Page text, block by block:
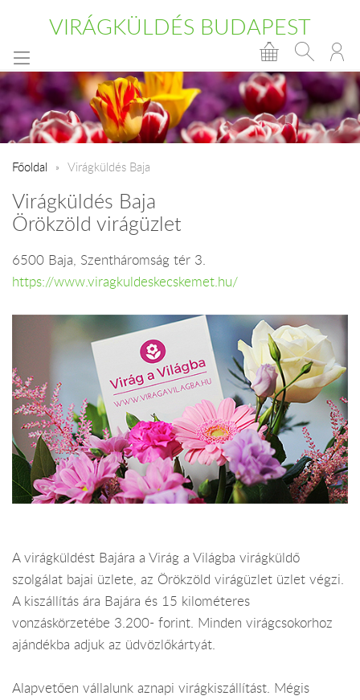
VIRÁGKÜLDÉS BUDAPEST
Főoldal Virágküldés Baja
Virágküldés Baja
Örökzöld virágüzlet
6500 Baja, Szentháromság tér 3.
https://www.viragkuldeskecskemet.hu/
A virágküldést Bajára a Virág a Világba virágküldő
szolgálat bajai üzlete, az Örökzöld virágüzlet üzlet végzi.
A kiszállítás ára Bajára és 15 kilométeres
vonzáskörzetébe 3.200- forint. Minden virágcsokorhoz
ajándékba adjuk az üdvözlőkártyát.
Alapvetően vállalunk aznapi virágkiszállítást. Mégis